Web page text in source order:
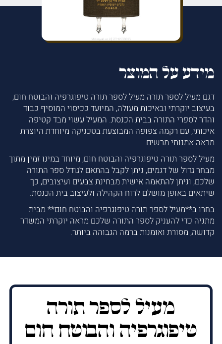
מידע על המוצר
דגם מעיל לספר תורה מעיל לספר תורה טיפוגרפיה והבוטח חום,
בעיצוב יוקרתי ובאיכות מעולה, המיועד ככיסוי המוסיף כבוד
והדר לספרי התורה בבית הכנסת. המעיל עשוי מבד קטיפה
איכותי, עם רקמה צפופה המבוצעת בטכניקה מיוחדת היוצרת
מראה אמנותי מרשים.
מעיל לספר תורה טיפוגרפיה והבוטח חום, מיוחד במינו זמין מתוך
מבחר גדול של דגמים, ניתן לקבל בהתאם לגודל ספר התורה
שלכם, וניתן להתאמה אישית מבחינת צבעים ועיצובים, כך
שיתאים באופן מושלם לרוח הקהילה ולעיצוב בית הכנסת.
בחרו ב**מעיל לספר תורה טיפוגרפיה והבוטח חום** מבית
מתניה כדי להעניק לספר התורה שלכם מראה יוקרתי המשדר
קדושה, מסורת ואומנות ברמה הגבוהה ביותר.
מעיל לספר תורה
טיפוגרפיה והבוטח חום